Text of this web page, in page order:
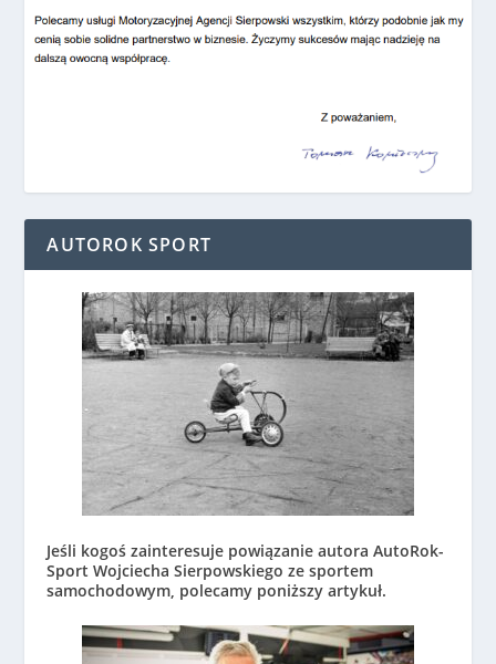
AUTOROK SPORT
Jeśli kogoś zainteresuje powiązanie autora AutoRok-
Sport Wojciecha Sierpowskiego ze sportem
samochodowym, polecamy poniższy artykuł.